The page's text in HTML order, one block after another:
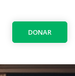
DONAR